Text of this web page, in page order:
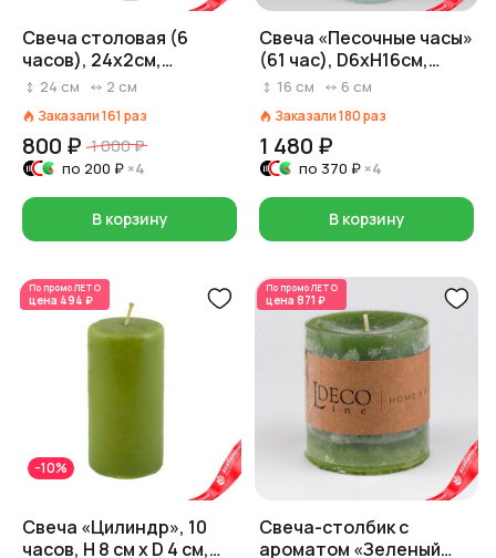
Свеча столовая (6
часов), 24х2см,
зеленый
24 см 2 см
Заказали161 раз
800 ₽ 1 000 ₽
по 200 ₽ ×4
В корзину
Свеча «Песочные часы»
(61 час), D6xH16см,
мятный
16 см 6 см
Заказали180раз
1 480 ₽
по 370 ₽ ×4
В корзину
По промоЛЕТО
цена 494 ₽
-10%
Свеча «Цилиндр», 10
часов, H 8 см x D 4 см,
По промоЛЕТО
цена 871 ₽
Свеча-столбик с
ароматом «Зеленый